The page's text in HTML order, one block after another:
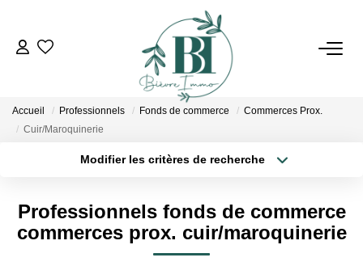
ACHETER
BIENS VENDUS
Accueil Professionnels Fonds de commerce
Commerces Prox.
Cuir/Maroquinerie
Modifier les critères de recherche
Budget max
Professionnels fonds de commerce
commerces prox. cuir/maroquinerie